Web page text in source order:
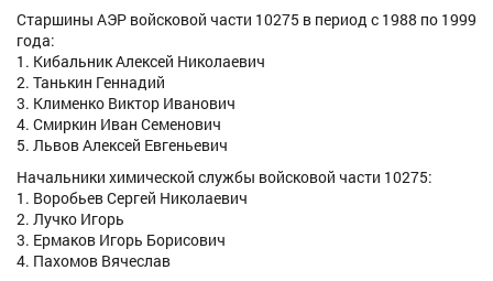
Старшины АЭР войсковой части 10275 в период с 1988 по 1999
года:
1. Кибальник Алексей Николаевич
2. Танькин Геннадий
3. Клименко Виктор Иванович
4. Смиркин Иван Семенович
5. Львов Алексей Евгеньевич
Начальники химической службы войсковой части 10275:
1. Воробьев Сергей Николаевич
2. Лучко Игорь
3. Ермаков Игорь Борисович
4. Пахомов Вячеслав